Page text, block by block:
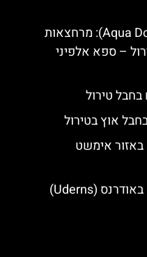
אקווה דום (Aqua Dome): מרחצאות
– ספא אלפיני
אוץ בטירול
באזור אימשט
מלונות מומלצים באודרנס (Uderns)